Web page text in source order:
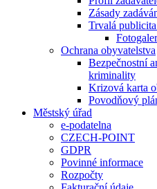
Zásady
Trvalá
Ochrana obyvatelstva
Bezpečnostní
kriminality
Krizová karta
Povodňový
Městský úřad
e-podatelna
CZECH-POINT
GDPR
Povinné informace
Rozpočty